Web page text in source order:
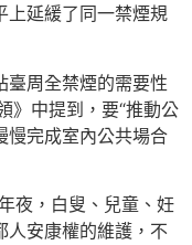
上延緩了同一禁煙規
臺周全禁煙的需要性
》中提到，要“推動公
慢完成室內公共場合
夜，白叟、兒童、妊
人安康權的維護，不